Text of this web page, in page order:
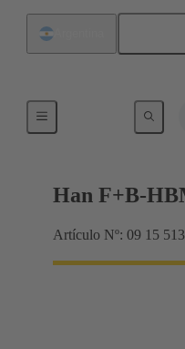
Han F+B-
Artículo Nº: 09 15